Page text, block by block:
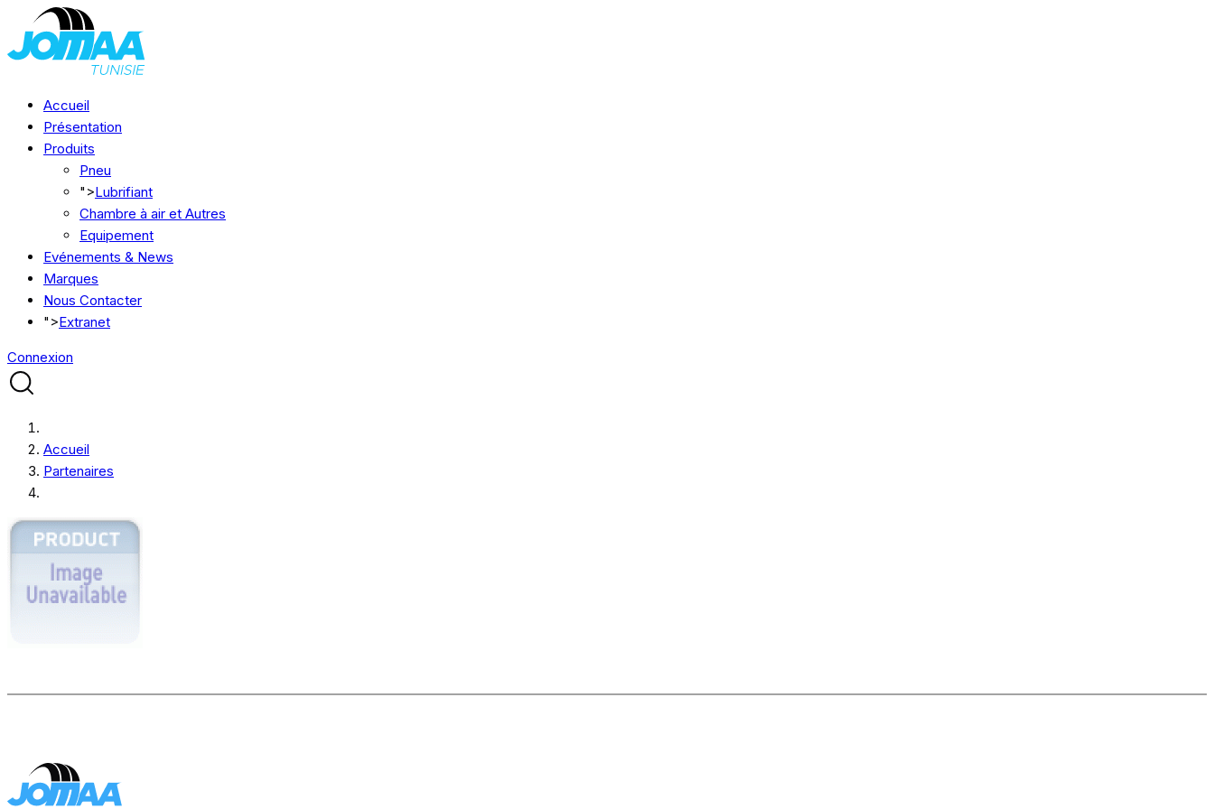
Accueil
Présentation
Produits
Pneu
">Lubrifiant
Chambre à air et Autres
Equipement
Evénements & News
Marques
Nous Contacter
">Extranet
Connexion
Accueil
Partenaires